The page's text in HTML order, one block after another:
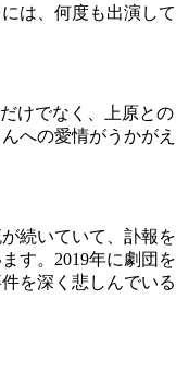
は、何度も出演して
けでなく、上原との
への愛情がうかがえ
続いていて、訃報を
す。2019年に劇団を
を深く悲しんでいる